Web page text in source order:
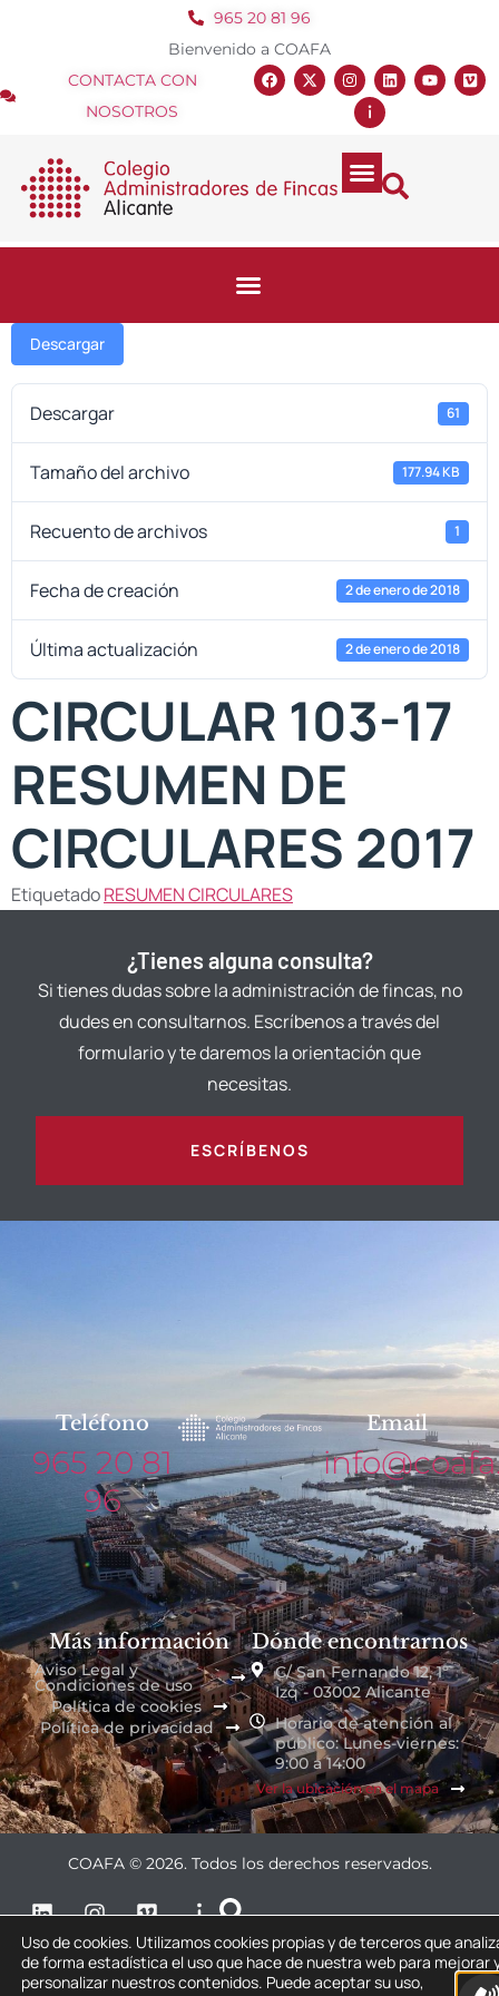
965 20 81 96
Bienvenido a COAFA
CONTACTA CON
NOSOTROS
Descargar
Descargar 61
Tamaño del archivo 177.94 KB
Recuento de archivos 1
Fecha de creación 2 de enero de 2018
Última actualización 2 de enero de 2018
CIRCULAR 103-17
RESUMEN DE
CIRCULARES 2017
EtiquetadoRESUMEN CIRCULARES
¿Tienes alguna consulta?
Si tienes dudas sobre la administración de fincas, no
dudes en consultarnos. Escríbenos a través del
formulario y te daremos la orientación que
necesitas.
ESCRÍBENOS
Teléfono
965 20 81
96
Email
Más información
Aviso Legal y
Condiciones de uso
Política de cookies
Política de privacidad
Dónde encontrarnos
C/ San Fernando 12, 1º
Izq - 03002 Alicante
Horario de atención al
público: Lunes-viernes:
9:00 a 14:00
Ver la ubicación en el mapa
COAFA © 2026. Todos los derechos reservados.
Uso de cookies. Utilizamos cookies propias y de terceros que
de forma estadística el uso que hace de nuestra web para mejorar
personalizar nuestros contenidos. Puede aceptar su uso,